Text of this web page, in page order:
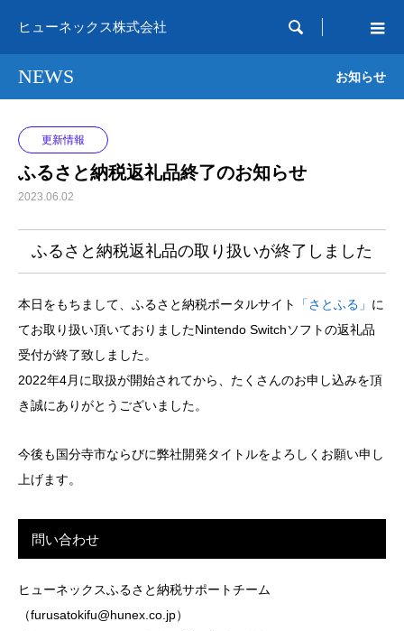
ヒューネックス株式会社 
NEWS お知らせ
更新情報
ふるさと納税返礼品終了のお知らせ
2023.06.02
ふるさと納税返礼品の取り扱いが終了しました
本日をもちまして、ふるさと納税ポータルサイト 「さとふる」 に
てお取り扱い頂いておりましたNintendo Switchソフトの返礼品
受付が終了致しました。
2022年4月に取扱が開始されてから、たくさんのお申し込みを頂
き誠にありがとうございました。
今後も国分寺市ならびに弊社開発タイトルをよろしくお願い申し
上げます。
問い合わせ
ヒューネックスふるさと納税サポートチーム
（furusatokifu@hunex.co.jp）